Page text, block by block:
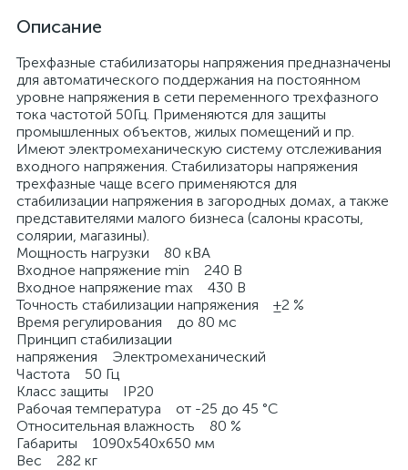
Описание
Трехфазные стабилизаторы напряжения предназначены
для автоматического поддержания на постоянном
уровне напряжения в сети переменного трехфазного
тока частотой 50Гц. Применяются для защиты
промышленных объектов, жилых помещений и пр.
Имеют электромеханическую систему отслеживания
входного напряжения. Стабилизаторы напряжения
трехфазные чаще всего применяются для
стабилизации напряжения в загородных домах, а также
представителями малого бизнеса (салоны красоты,
солярии, магазины).
Мощность нагрузки 80 кВА
Входное напряжение min 240 В
Входное напряжение max 430 В
Точность стабилизации напряжения ±2 %
Время регулирования до 80 мс
Принцип стабилизации
напряжения Электромеханический
Частота 50 Гц
Класс защиты IP20
Рабочая температура от -25 до 45 °С
Относительная влажность 80 %
Габариты 1090х540х650 мм
Вес 282 кг